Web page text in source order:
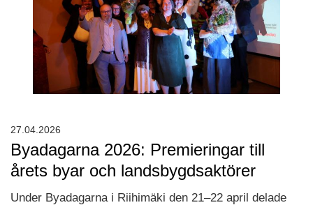
Byadagarna 2026: Premieringar till
årets byar och landsbygdsaktörer
Under Byadagarna i Riihimäki den 21–22 april delade
27.04.2026